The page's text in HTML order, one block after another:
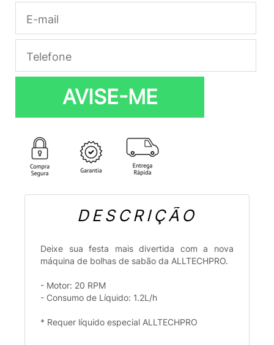
AVISE-ME
DESCRIÇÃO
Deixe sua festa mais divertida com a nova
máquina de bolhas de sabão da ALLTECHPRO.
- Motor: 20 RPM
- Consumo de Líquido: 1.2L/h
* Requer líquido especial ALLTECHPRO